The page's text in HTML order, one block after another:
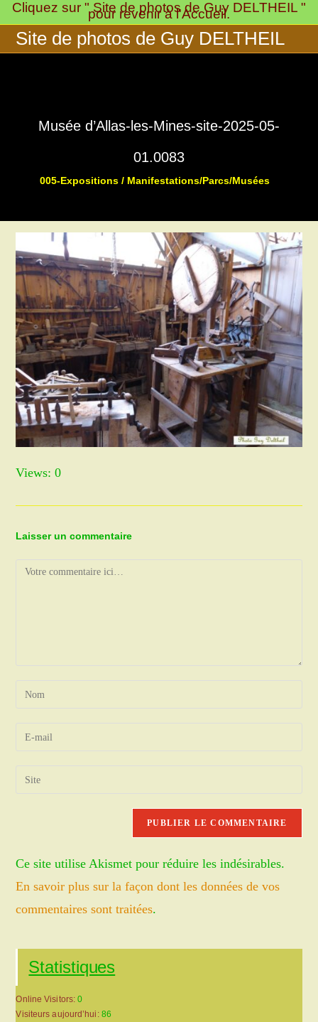
Skip
to
content
Cliquez sur " Site de photos de Guy DELTHEIL "
pour revenir à l'Accueil.
Site de photos de Guy DELTHEIL
Musée d’Allas-les-Mines-site-2025-05-
01.0083
005-Expositions / Manifestations/Parcs/Musées
Views: 0
Laisser un commentaire
Comment
Enter
Enter
address
Saisir
(facultatif)
Ce site utilise Akismet pour réduire les indésirables.
En savoir plus sur la façon dont les données de vos
commentaires sont traitées.
Statistiques
Online Visitors:0
Visiteurs aujourd’hui: 86